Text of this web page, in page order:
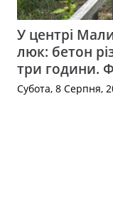
У центрі
люк: бетон
три години.
Субота, 8 Серпня,